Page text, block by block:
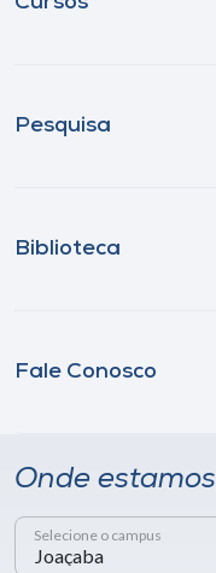
Pesquisa
Biblioteca
Fale Conosco
Onde estamos
Selecione o campus